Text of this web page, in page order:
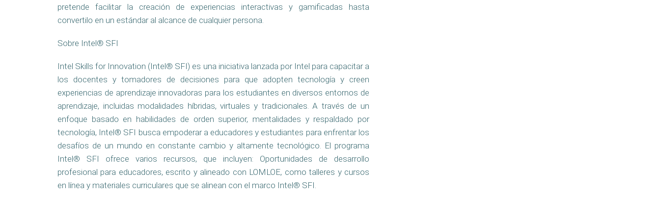
pretende facilitar la creación de experiencias interactivas y gamificadas hasta
convertilo en un estándar al alcance de cualquier persona.
Sobre Intel® SFI
Intel Skills for Innovation (Intel® SFI) es una iniciativa lanzada por Intel para capacitar a
los docentes y tomadores de decisiones para que adopten tecnología y creen
experiencias de aprendizaje innovadoras para los estudiantes en diversos entornos de
aprendizaje, incluidas modalidades híbridas, virtuales y tradicionales. A través de un
enfoque basado en habilidades de orden superior, mentalidades y respaldado por
tecnología, Intel® SFI busca empoderar a educadores y estudiantes para enfrentar los
desafíos de un mundo en constante cambio y altamente tecnológico. El programa
Intel® SFI ofrece varios recursos, que incluyen: Oportunidades de desarrollo
profesional para educadores, escrito y alineado con LOMLOE, como talleres y cursos
en línea y materiales curriculares que se alinean con el marco Intel® SFI.